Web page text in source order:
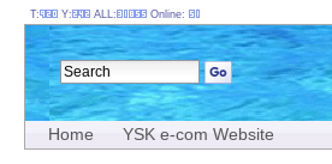
Home YSK e-com Website
T: Y: ALL: Online: